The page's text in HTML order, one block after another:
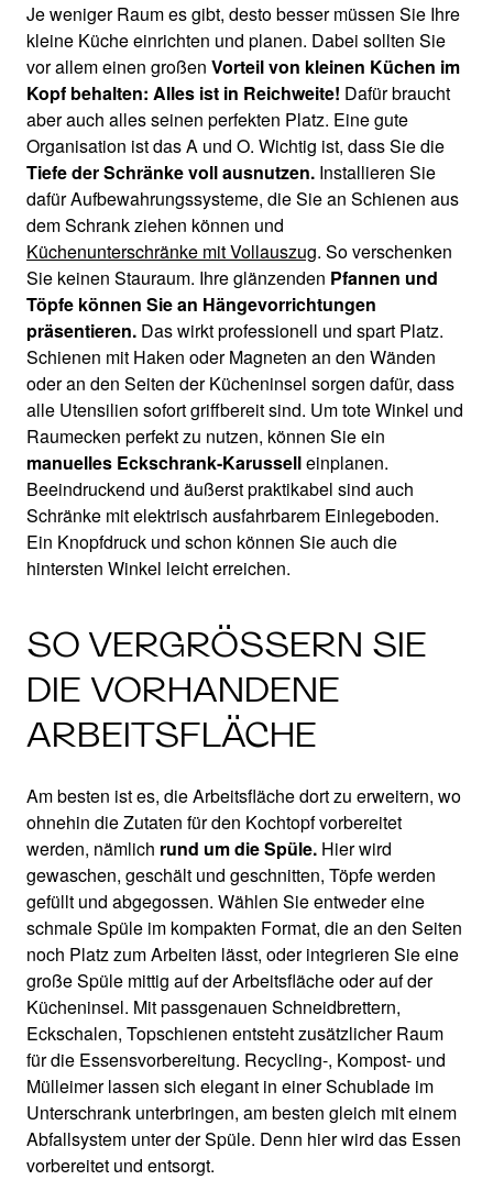
Je weniger Raum es gibt, desto besser müssen Sie Ihre
kleine Küche einrichten und planen. Dabei sollten Sie
vor allem einen großen Vorteil von kleinen Küchen im
Kopf behalten: Alles ist in Reichweite! Dafür braucht
aber auch alles seinen perfekten Platz. Eine gute
Organisation ist das A und O. Wichtig ist, dass Sie die
Tiefe der Schränke voll ausnutzen. Installieren Sie
dafür Aufbewahrungssysteme, die Sie an Schienen aus
dem Schrank ziehen können und
Küchenunterschränke mit Vollauszug. So verschenken
Sie keinen Stauraum. Ihre glänzenden Pfannen und
Töpfe können Sie an Hängevorrichtungen
präsentieren. Das wirkt professionell und spart Platz.
Schienen mit Haken oder Magneten an den Wänden
oder an den Seiten der Kücheninsel sorgen dafür, dass
alle Utensilien sofort griffbereit sind. Um tote Winkel und
Raumecken perfekt zu nutzen, können Sie ein
manuelles Eckschrank-Karusselleinplanen.
Beeindruckend und äußerst praktikabel sind auch
Schränke mit elektrisch ausfahrbarem Einlegeboden.
Ein Knopfdruck und schon können Sie auch die
hintersten Winkel leicht erreichen.
SO VERGRÖSSERN SIE D
IE VORHANDENE A
RBEITSFLÄCHE
Am besten ist es, die Arbeitsfläche dort zu erweitern, wo
ohnehin die Zutaten für den Kochtopf vorbereitet
werden, nämlich rund um die Spüle. Hier wird
gewaschen, geschält und geschnitten, Töpfe werden
gefüllt und abgegossen. Wählen Sie entweder eine
schmale Spüle im kompakten Format, die an den Seiten
noch Platz zum Arbeiten lässt, oder integrieren Sie eine
große Spüle mittig auf der Arbeitsfläche oder auf der
Kücheninsel. Mit passgenauen Schneidbrettern,
Eckschalen, Topschienen entsteht zusätzlicher Raum
für die Essensvorbereitung. Recycling-, Kompost- und
Mülleimer lassen sich elegant in einer Schublade im
Unterschrank unterbringen, am besten gleich mit einem
Abfallsystem unter der Spüle. Denn hier wird das Essen
vorbereitet und entsorgt.